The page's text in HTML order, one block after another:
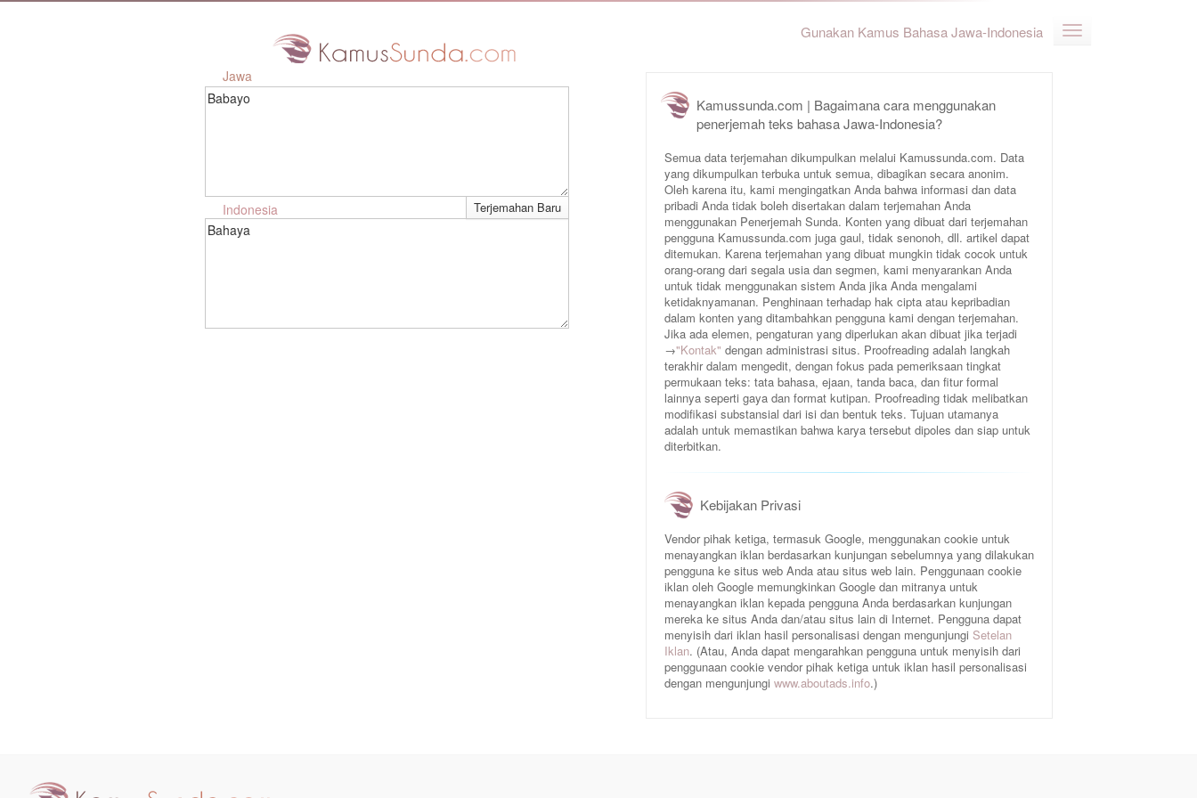
Gunakan Kamus Bahasa Jawa-Indonesia
Jawa
Babayo
Indonesia
Bahaya
Kamussunda.com | Bagaimana cara menggunakan
penerjemah teks bahasa Jawa-Indonesia?
Semua data terjemahan dikumpulkan melalui Kamussunda.com. Data
yang dikumpulkan terbuka untuk semua, dibagikan secara anonim.
Oleh karena itu, kami mengingatkan Anda bahwa informasi dan data
pribadi Anda tidak boleh disertakan dalam terjemahan Anda
menggunakan Penerjemah Sunda. Konten yang dibuat dari terjemahan
pengguna Kamussunda.com juga gaul, tidak senonoh, dll. artikel dapat
ditemukan. Karena terjemahan yang dibuat mungkin tidak cocok untuk
orang-orang dari segala usia dan segmen, kami menyarankan Anda
untuk tidak menggunakan sistem Anda jika Anda mengalami
ketidaknyamanan. Penghinaan terhadap hak cipta atau kepribadian
dalam konten yang ditambahkan pengguna kami dengan terjemahan.
Jika ada elemen, pengaturan yang diperlukan akan dibuat jika terjadi
→"Kontak" dengan administrasi situs. Proofreading adalah langkah
terakhir dalam mengedit, dengan fokus pada pemeriksaan tingkat
permukaan teks: tata bahasa, ejaan, tanda baca, dan fitur formal
lainnya seperti gaya dan format kutipan. Proofreading tidak melibatkan
modifikasi substansial dari isi dan bentuk teks. Tujuan utamanya
adalah untuk memastikan bahwa karya tersebut dipoles dan siap untuk
diterbitkan.
Kebijakan Privasi
Vendor pihak ketiga, termasuk Google, menggunakan cookie untuk
menayangkan iklan berdasarkan kunjungan sebelumnya yang dilakukan
pengguna ke situs web Anda atau situs web lain. Penggunaan cookie
iklan oleh Google memungkinkan Google dan mitranya untuk
menayangkan iklan kepada pengguna Anda berdasarkan kunjungan
mereka ke situs Anda dan/atau situs lain di Internet. Pengguna dapat
menyisih dari iklan hasil personalisasi dengan mengunjungi Setelan
Iklan. (Atau, Anda dapat mengarahkan pengguna untuk menyisih dari
penggunaan cookie vendor pihak ketiga untuk iklan hasil personalisasi
dengan mengunjungi www.aboutads.info.)